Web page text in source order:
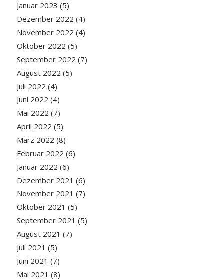
Januar 2023 (5)
Dezember 2022 (4)
November 2022 (4)
Oktober 2022 (5)
September 2022 (7)
August 2022 (5)
Juli 2022 (4)
Juni 2022 (4)
Mai 2022 (7)
April 2022 (5)
März 2022 (8)
Februar 2022 (6)
Januar 2022 (6)
Dezember 2021 (6)
November 2021 (7)
Oktober 2021 (5)
September 2021 (5)
August 2021 (7)
Juli 2021 (5)
Juni 2021 (7)
Mai 2021 (8)